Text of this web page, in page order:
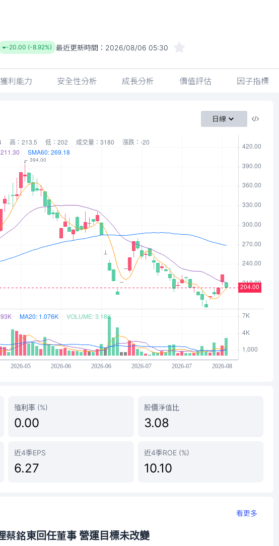
-20.00 (-8.92%) 最近更新時間： 2026/08/06 05:30
獲利能力 安全性分析 成長分析 價值評估 因子指標
日線
殖利率 (%)
0.00
股價淨值比
3.08
近4季EPS
6.27
近4季ROE (%)
10.10
看更多
蔡銘東回任董事 營運目標未改變